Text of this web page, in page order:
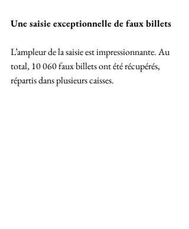
Une saisie exceptionnelle de faux billets
L’ampleur de la saisie est impressionnante. Au
total, 10 060 faux billets ont été récupérés,
répartis dans plusieurs caisses.